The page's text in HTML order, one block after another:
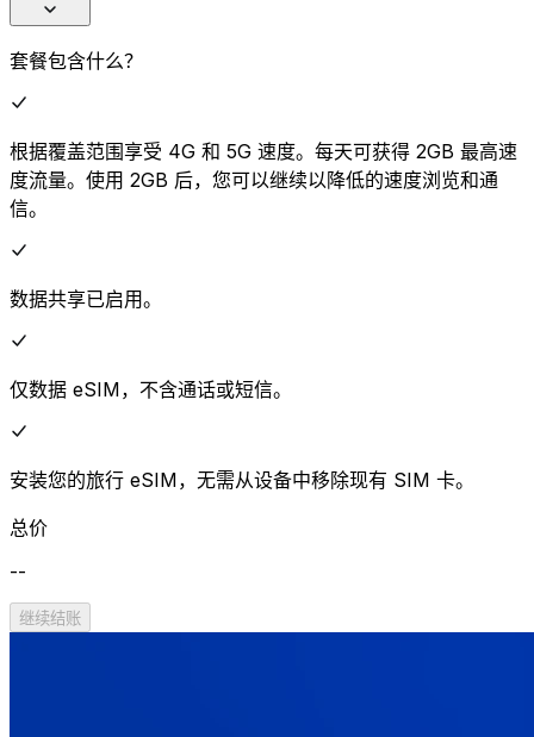
套餐包含什么？
根据覆盖范围享受 4G 和 5G 速度。每天可获得 2GB 最高速
度流量。使用 2GB 后，您可以继续以降低的速度浏览和通
信。
数据共享已启用。
仅数据 eSIM，不含通话或短信。
安装您的旅行 eSIM，无需从设备中移除现有 SIM 卡。
总价
--
继续结账